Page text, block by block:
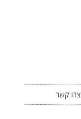
צרו קשר